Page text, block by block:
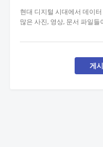
현대 디지털 시대에서 데이
많은 사진, 영상, 문서 파일
게